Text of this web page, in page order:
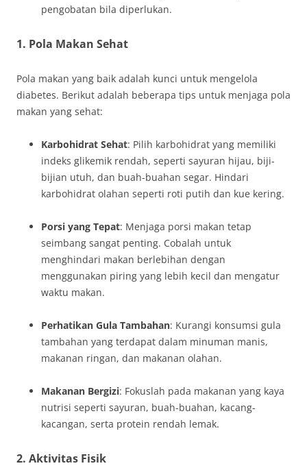
pengobatan bila diperlukan.
1. Pola Makan Sehat
Pola makan yang baik adalah kunci untuk mengelola
diabetes. Berikut adalah beberapa tips untuk menjaga pola
makan yang sehat:
Karbohidrat Sehat: Pilih karbohidrat yang memiliki
indeks glikemik rendah, seperti sayuran hijau, biji-
bijian utuh, dan buah-buahan segar. Hindari
karbohidrat olahan seperti roti putih dan kue kering.
Porsi yang Tepat: Menjaga porsi makan tetap
seimbang sangat penting. Cobalah untuk
menghindari makan berlebihan dengan
menggunakan piring yang lebih kecil dan mengatur
waktu makan.
Perhatikan Gula Tambahan: Kurangi konsumsi gula
tambahan yang terdapat dalam minuman manis,
makanan ringan, dan makanan olahan.
Makanan Bergizi: Fokuslah pada makanan yang kaya
nutrisi seperti sayuran, buah-buahan, kacang-
kacangan, serta protein rendah lemak.
2. Aktivitas Fisik